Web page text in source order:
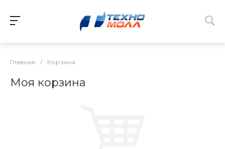
Главная / Корзина
Моя корзина